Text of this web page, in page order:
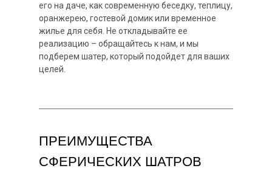
его на даче, как современную беседку, теплицу,
оранжерею, гостевой домик или временное
жилье для себя. Не откладывайте ее
реализацию – обращайтесь к нам, и мы
подберем шатер, который подойдет для ваших
целей.
ПРЕИМУЩЕСТВА
СФЕРИЧЕСКИХ ШАТРОВ